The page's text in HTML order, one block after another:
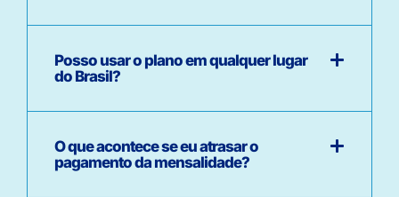
Posso usar o plano em qualquer lugar
do Brasil?
O que acontece se eu atrasar o
pagamento da mensalidade?